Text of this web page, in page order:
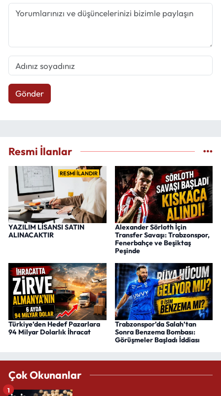
Gönder
Resmi İlanlar
RESMİ İLANDIR
YAZILIM LİSANSI SATIN
ALINACAKTIR
Alexander Sörloth İçin
Transfer Savaşı: Trabzonspor,
Fenerbahçe ve Beşiktaş
Peşinde
Türkiye’den Hedef Pazarlara
94 Milyar Dolarlık İhracat
Trabzonspor’da Salah’tan
Sonra Benzema Bombası:
Görüşmeler Başladı İddiası
Çok Okunanlar
1